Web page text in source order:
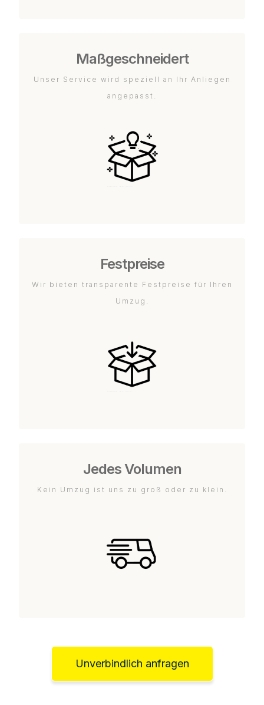
Maßgeschneidert
Unser Service wird speziell an Ihr Anliegen
angepasst.
Festpreise
Wir bieten transparente Festpreise für Ihren
Umzug.
Jedes Volumen
Kein Umzug ist uns zu groß oder zu klein.
Unverbindlich anfragen